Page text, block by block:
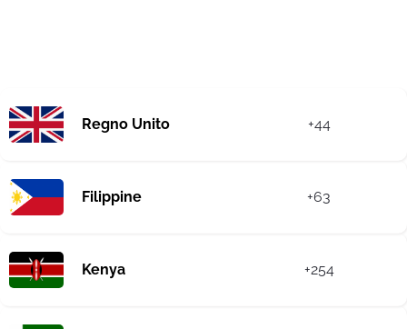
Regno Unito +44
Filippine +63
Kenya +254